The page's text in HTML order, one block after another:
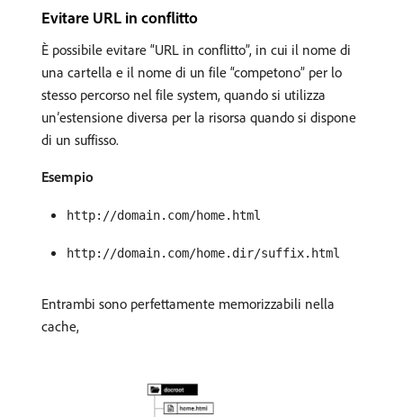
Evitare URL in conflitto
È possibile evitare “URL in conflitto”, in cui il nome di
una cartella e il nome di un file “competono” per lo
stesso percorso nel file system, quando si utilizza
un’estensione diversa per la risorsa quando si dispone
di un suffisso.
Esempio
http://domain.com/home.html
http://domain.com/home.dir/suffix.html
Entrambi sono perfettamente memorizzabili nella
cache,